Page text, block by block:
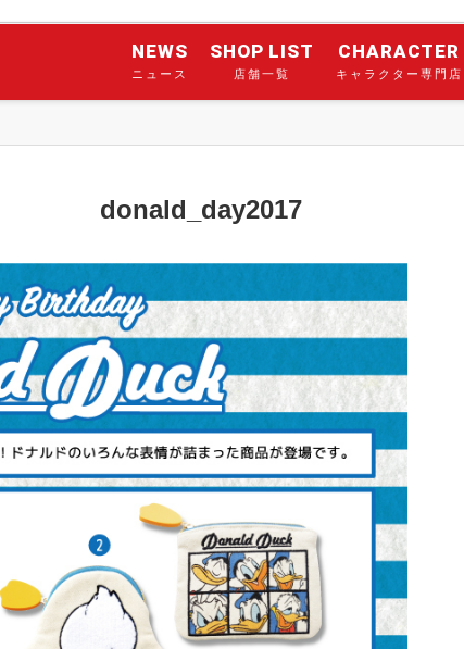
NEWS
ニュース
SHOP LIST
店舗一覧
CHARACTER
キャラクター専門店
donald_day2017